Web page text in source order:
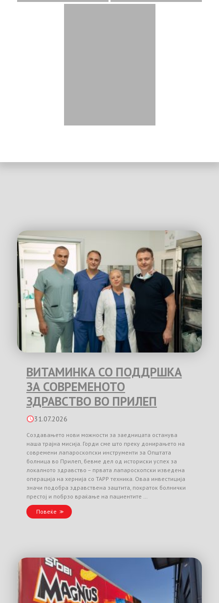
ВИТАМИНКА СО ПОДДРШКА
ЗА СОВРЕМЕНОТО
ЗДРАВСТВО ВО ПРИЛЕП
31.07.2026
Создавањето нови можности за заедницата останува
наша трајна мисија. Горди сме што преку донирањето на
современи лапароскопски инструменти за Општата
болница во Прилеп, бевме дел од историски успех за
локалното здравство – првата лапароскопски изведена
операција на хернија со TAPP техника. Оваа инвестиција
значи подобра здравствена заштита, пократок болнички
престој и побрзо враќање на пациентите …
Повеќе